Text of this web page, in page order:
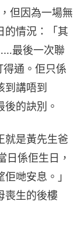
但因為一場無
的情況：「其
最後一次聯
通。佢只係
講唔到
的訣別。
就是黃先生爸
日係佢生日，
哋安息。」
喪生的後樓